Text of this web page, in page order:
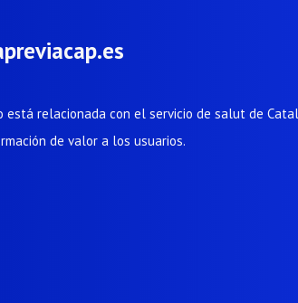
está relacionada con el servicio de salut de
de valor a los usuarios.